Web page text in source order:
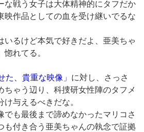
な戦う女子は大体精神的にタフだか
映作品としての血を受け継いでるな
いるけど本気で好きだよ、亜美ちゃ
れてる。
た、貴重な映像」 に対し、さっさ
ちゃう辺り、科捜研女性陣のタフメ
与えるべきだな。
でも最後まで諦めなかったマリコさ
も付き合う亜美ちゃんの執念で証拠